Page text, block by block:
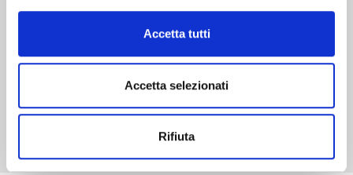
Accetta tutti
Accetta selezionati
Rifiuta
€ 5,50
Mostra tutto